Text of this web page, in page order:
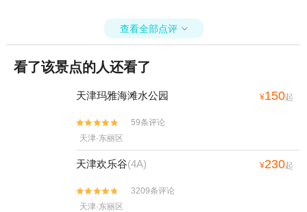
查看全部点评 
看了该景点的人还看了
天津玛雅海滩水公园 ¥150起


59条评论
天津·东丽区
天津欢乐谷(4A) ¥230起


3209条评论
天津·东丽区